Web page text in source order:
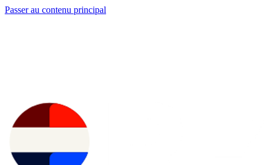
Passer au contenu principal